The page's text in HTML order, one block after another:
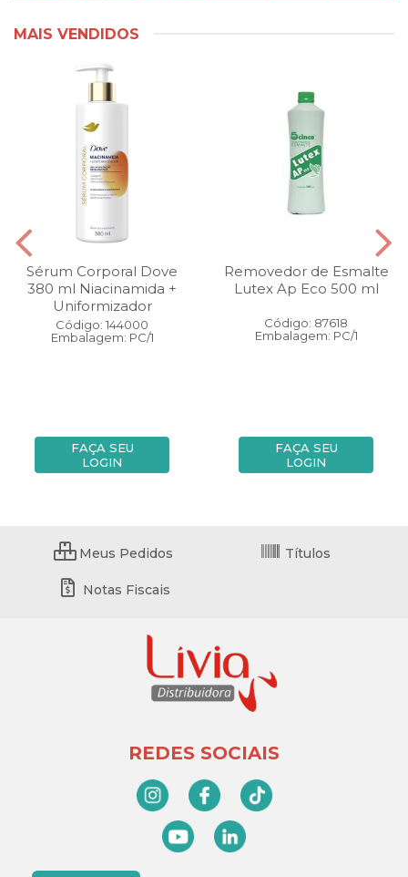
MAIS VENDIDOS
Sérum Corporal Dove
380 ml Niacinamida +
Uniformizador
Código: 144000
Embalagem: PC/1
FAÇA SEU
LOGIN
Removedor de Esmalte
Lutex Ap Eco 500 ml
Código: 87618
Embalagem: PC/1
FAÇA SEU
LOGIN
Meus Pedidos Títulos
Notas Fiscais
REDES SOCIAIS